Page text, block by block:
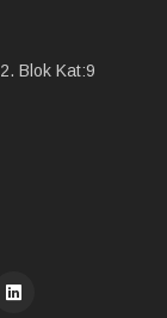
Blok Kat:9